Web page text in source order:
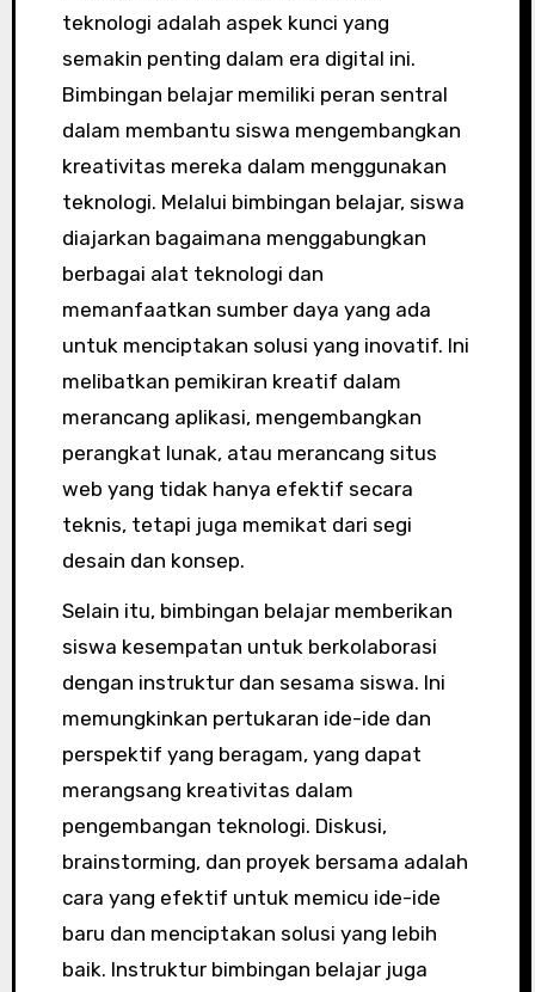
teknologi adalah aspek kunci yang
semakin penting dalam era digital ini.
Bimbingan belajar memiliki peran sentral
dalam membantu siswa mengembangkan
kreativitas mereka dalam menggunakan
teknologi. Melalui bimbingan belajar, siswa
diajarkan bagaimana menggabungkan
berbagai alat teknologi dan
memanfaatkan sumber daya yang ada
untuk menciptakan solusi yang inovatif. Ini
melibatkan pemikiran kreatif dalam
merancang aplikasi, mengembangkan
perangkat lunak, atau merancang situs
web yang tidak hanya efektif secara
teknis, tetapi juga memikat dari segi
desain dan konsep.
Selain itu, bimbingan belajar memberikan
siswa kesempatan untuk berkolaborasi
dengan instruktur dan sesama siswa. Ini
memungkinkan pertukaran ide-ide dan
perspektif yang beragam, yang dapat
merangsang kreativitas dalam
pengembangan teknologi. Diskusi,
brainstorming, dan proyek bersama adalah
cara yang efektif untuk memicu ide-ide
baru dan menciptakan solusi yang lebih
baik. Instruktur bimbingan belajar juga